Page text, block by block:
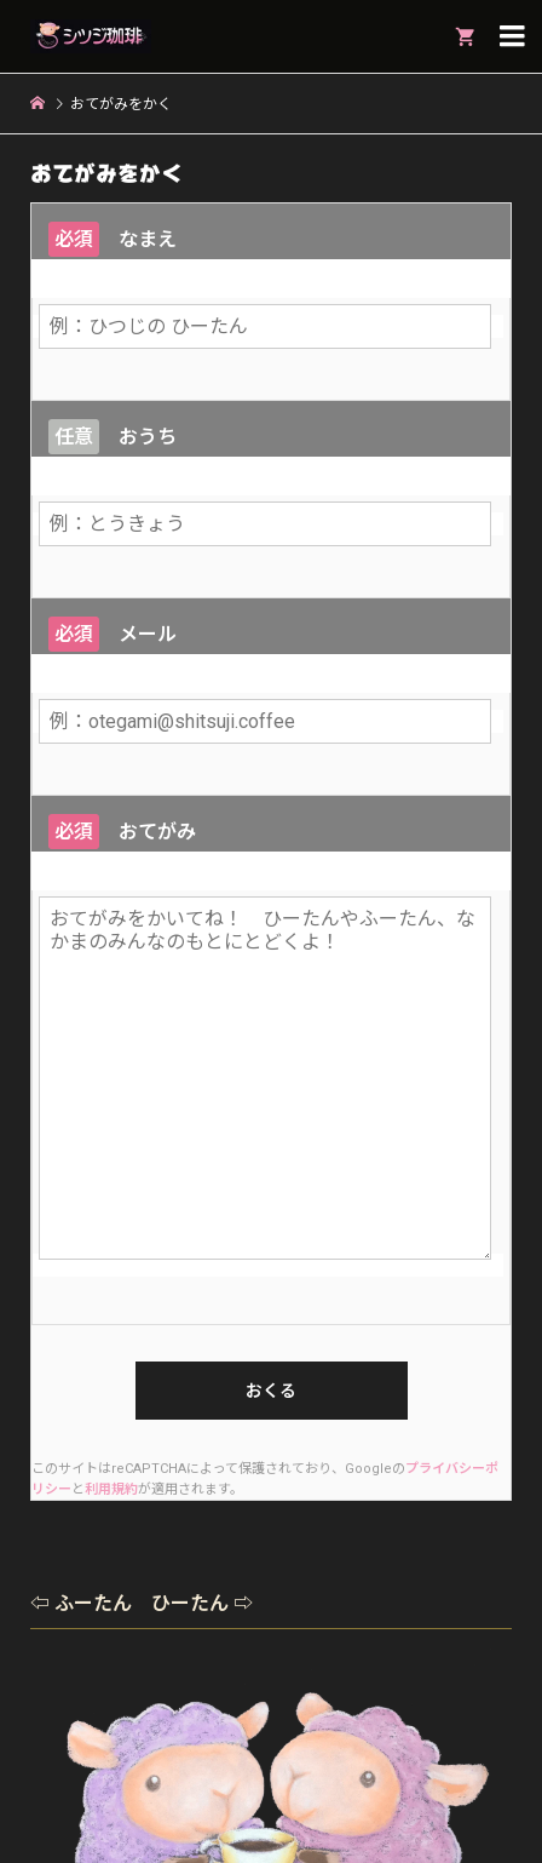

おてがみをかく
おてがみをかく
必須 なまえ
任意 おうち
必須 メール
必須 おてがみ
このサイトはreCAPTCHAによって保護されており、Googleのプライバシーポ
リシー と利用規約が適用されます。
⇦ ふーたん ひーたん ⇨